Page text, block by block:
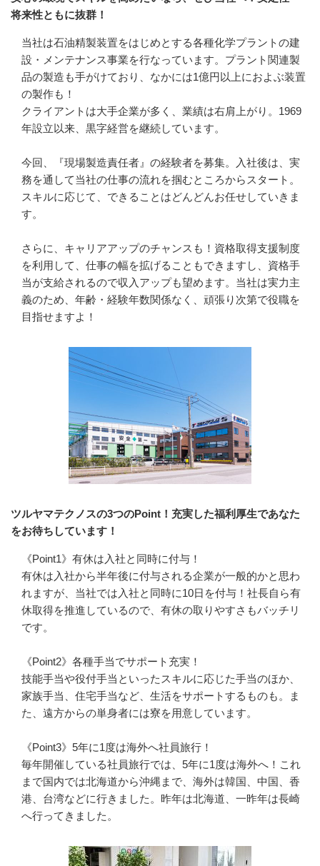
将来性ともに抜群！
当社は石油精製装置をはじめとする各種化学プラントの建
設・メンテナンス事業を行なっています。プラント関連製
品の製造も手がけており、なかには1億円以上におよぶ装置
の製作も！
クライアントは大手企業が多く、業績は右肩上がり。1969
年設立以来、黒字経営を継続しています。
今回、『現場製造責任者』の経験者を募集。入社後は、実
務を通して当社の仕事の流れを掴むところからスタート。
スキルに応じて、できることはどんどんお任せしていきま
す。
さらに、キャリアアップのチャンスも！資格取得支援制度
を利用して、仕事の幅を拡げることもできますし、資格手
当が支給されるので収入アップも望めます。当社は実力主
義のため、年齢・経験年数関係なく、頑張り次第で役職を
目指せますよ！
ツルヤマテクノスの3つのPoint！充実した福利厚生であなた
をお待ちしています！
《Point1》有休は入社と同時に付与！
有休は入社から半年後に付与される企業が一般的かと思わ
れますが、当社では入社と同時に10日を付与！社長自ら有
休取得を推進しているので、有休の取りやすさもバッチリ
です。
《Point2》各種手当でサポート充実！
技能手当や役付手当といったスキルに応じた手当のほか、
家族手当、住宅手当など、生活をサポートするものも。ま
た、遠方からの単身者には寮を用意しています。
《Point3》5年に1度は海外へ社員旅行！
毎年開催している社員旅行では、5年に1度は海外へ！これ
まで国内では北海道から沖縄まで、海外は韓国、中国、香
港、台湾などに行きました。昨年は北海道、一昨年は長崎
へ行ってきました。